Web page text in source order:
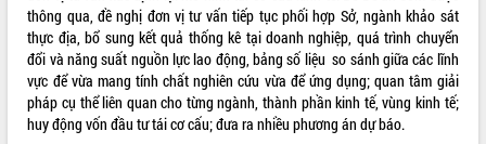
Đắk Lắk”
Tăng cường giám sát, đôn đốc thực
hiện nhiệm vụ quản lý tài sản công
hàng tuần
Tháo gỡ những vướng mắc, đẩy mạnh
công tác cải cách thủ tục hành chính
thông qua, đề nghị đơn vị tư vấn tiếp tục phối hợp Sở, ngành khảo sát
thực địa, bổ sung kết quả thống kê tại doanh nghiệp, quá trình chuyển
đổi và năng suất nguồn lực lao động, bảng số liệu so sánh giữa các lĩnh
vực để vừa mang tính chất nghiên cứu vừa để ứng dụng; quan tâm giải
pháp cụ thể liên quan cho từng ngành, thành phần kinh tế, vùng kinh tế;
huy động vốn đầu tư tái cơ cấu; đưa ra nhiều phương án dự báo.